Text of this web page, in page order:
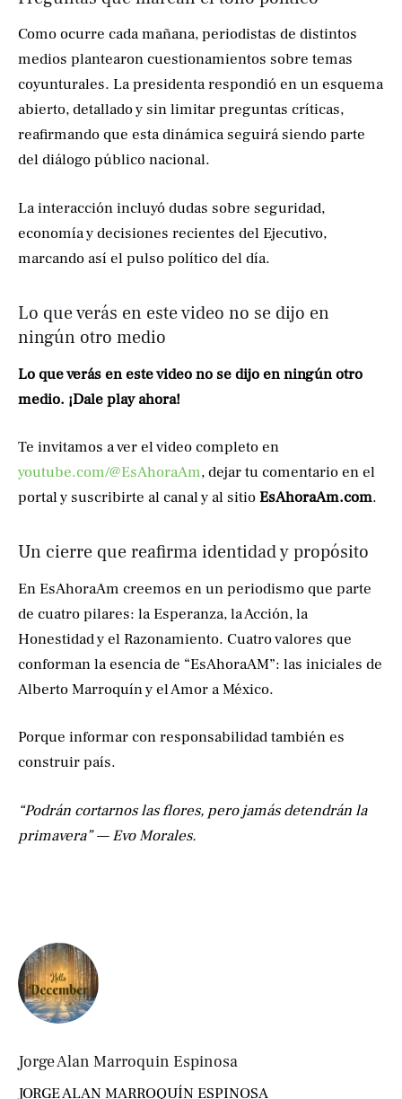
Como ocurre cada mañana, periodistas de distintos
medios plantearon cuestionamientos sobre temas
coyunturales. La presidenta respondió en un esquema
abierto, detallado y sin limitar preguntas críticas,
reafirmando que esta dinámica seguirá siendo parte
del diálogo público nacional.
La interacción incluyó dudas sobre seguridad,
economía y decisiones recientes del Ejecutivo,
marcando así el pulso político del día.
Lo que verás en este video no se dijo en
ningún otro medio
Lo que verás en este video no se dijo en ningún otro
medio. ¡Dale play ahora!
Te invitamos a ver el video completo en
youtube.com/@EsAhoraAm, dejar tu comentario en el
portal y suscribirte al canal y al sitioEsAhoraAm.com.
Un cierre que reafirma identidad y propósito
En EsAhoraAm creemos en un periodismo que parte
de cuatro pilares: la Esperanza, la Acción, la
Honestidad y el Razonamiento. Cuatro valores que
conforman la esencia de “EsAhoraAM”: las iniciales de
Alberto Marroquín y el Amor a México.
Porque informar con responsabilidad también es
construir país.
“Podrán cortarnos las flores, pero jamás detendrán la
primavera” — Evo Morales.
Jorge Alan Marroquin Espinosa
JORGE ALAN MARROQUÍN ESPINOSA